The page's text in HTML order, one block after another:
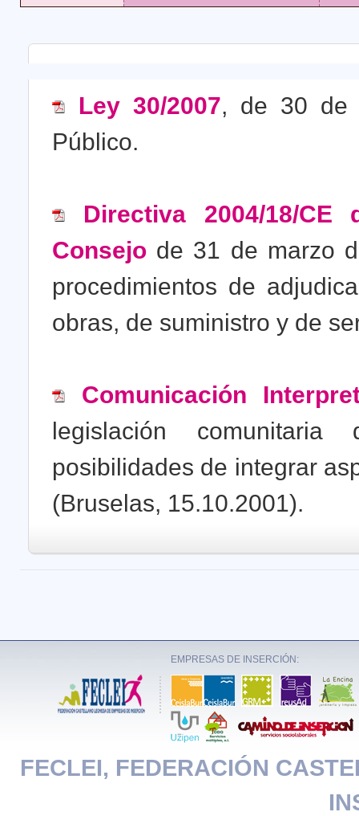
Ley 30/2007, de 30 de
Público.
Directiva 2004/18/
Consejo de 31 de marzo
procedimientos de
obras, de suministro y de
Comunicación
legislación
posibilidades de integrar
(Bruselas, 15.10.2001).
EMPRESAS DE INSERCIÓN:
FECLEI, FEDERACIÓN